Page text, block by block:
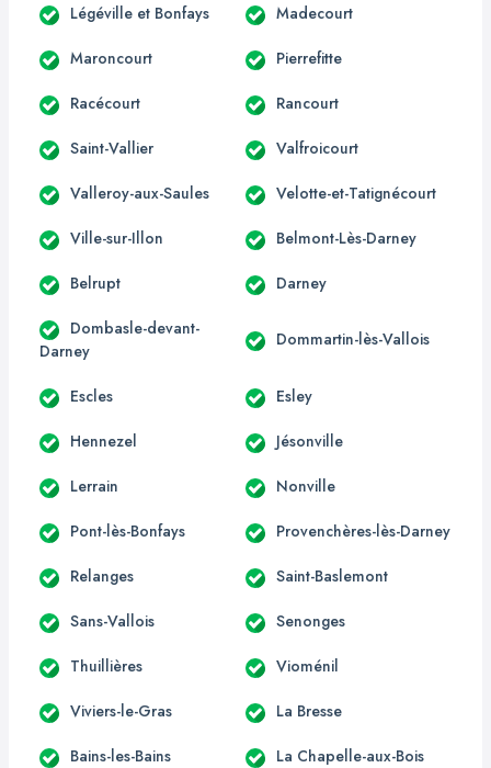
Légéville et Bonfays Madecourt
Maroncourt Pierrefitte
Racécourt Rancourt
Saint-Vallier Valfroicourt
Valleroy-aux-Saules Velotte-et-Tatignécourt
Ville-sur-Illon Belmont-Lès-Darney
Belrupt Darney
Dombasle-devant-
Darney
Dommartin-lès-Vallois
Escles Esley
Hennezel Jésonville
Lerrain Nonville
Pont-lès-Bonfays Provenchères-lès-Darney
Relanges Saint-Baslemont
Sans-Vallois Senonges
Thuillières Vioménil
Viviers-le-Gras La Bresse
Bains-les-Bains La Chapelle-aux-Bois